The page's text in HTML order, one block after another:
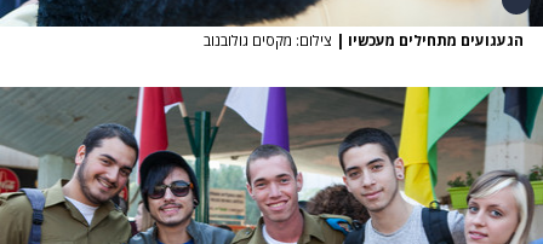
הגעגועים מתחילים מעכשיו | צילום: מקסים גולובנוב